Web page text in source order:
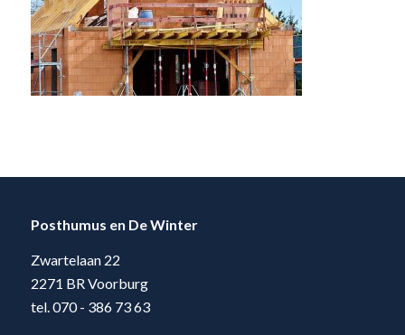
Posthumus en De Winter
Zwartelaan 22
2271 BR Voorburg
tel. 070 - 386 73 63